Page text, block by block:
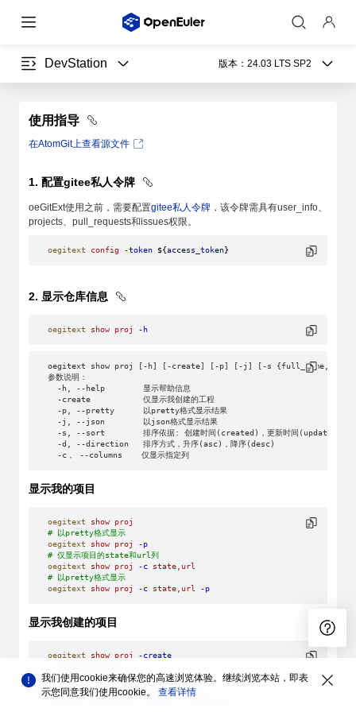
DevStation 版本： 24.03 LTS SP2
使用指导
在AtomGit上查看源文件
1. 配置gitee私人令牌
oeGitExt使用之前，需要配置gitee私人令牌 ，该令牌需具有user_info、
projects、pull_requests和issues权限。
oegitext config -token ${access_token}
2. 显示仓库信息
oegitext show proj -h
oegitext show proj [-h] [-create] [-p] [-j] [-s
参数说明：
  -h, --help        显示帮助信息
  -create           仅显示我创建的工程
  -p, --pretty      以pretty格式显示结果
  -j, --json        以json格式显示结果
  -s, --sort        排序依据: 创建时间(created)，更新时间(updated)
  -d, --direction   排序方式，升序(asc)，降序(desc)
  -c， --columns    仅显示指定列
显示我的项目
oegitext show proj
# 以pretty格式显示
oegitext show proj
-p
# 仅显示项目的state和url列
oegitext show proj -c state,url
# 以pretty格式显示
oegitext show proj -c state,url -p
显示我创建的项目
oegitext show proj
-create
oegitext show proj -create -p
# 仅显示项目的state和url列
oegitext
show proj -create -c state,url
我们使用cookie来确保您的高速浏览体验。继续浏览本站，即表
示您同意我们使用cookie。 查看详情